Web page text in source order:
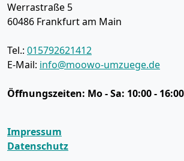
Werrastraße 5
60486 Frankfurt am Main
Tel.: 015792621412
E-Mail: info@moowo-umzuege.de
Öffnungszeiten: Mo - Sa: 10:00 -
Impressum
Datenschutz